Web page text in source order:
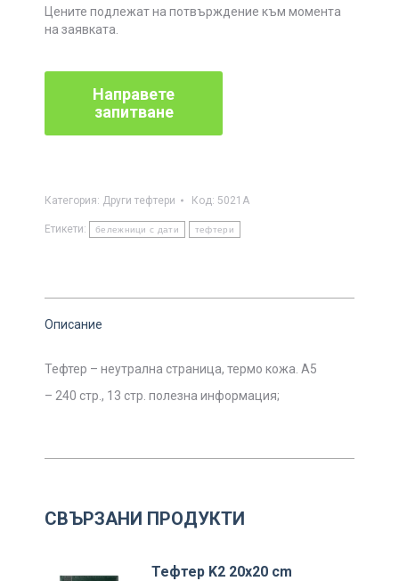
Цените подлежат на потвърждение към момента
на заявката.
Категория: Други тефтери Код: 5021А
Етикети: бележници с дати тефтери
Описание
Тефтер – неутрална страница, термо кожа. А5
– 240 стр., 13 стр. полезна информация;
СВЪРЗАНИ ПРОДУКТИ
Тефтер K2 20x20 cm